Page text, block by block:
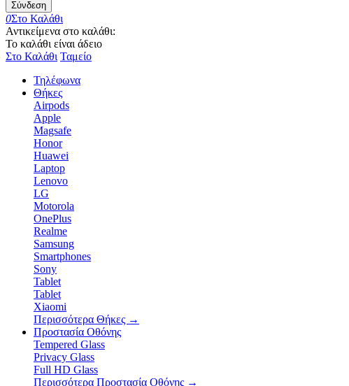
Σύνδεση
0Στο Καλάθι
Αντικείμενα στο καλάθι:
Το καλάθι είναι άδειο
Στο Καλάθι Ταμείο
Τηλέφωνα
Θήκες
Airpods
Apple
Magsafe
Honor
Huawei
Laptop
Lenovo
LG
Motorola
OnePlus
Realme
Samsung
Smartphones
Sony
Tablet
Tablet
Xiaomi
Περισσότερα Θήκες →
Προστασία Οθόνης
Tempered Glass
Privacy Glass
Full HD Glass
Περισσότερα Προστασία Οθόνης →